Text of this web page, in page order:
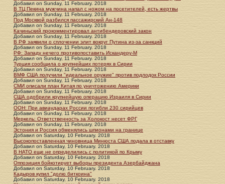
Добавил on Sunday, 11 February. 2018
В ТЦ Пекина мужчина напал с ножом на посетителей, есть жертвы
Добавил on Sunday, 11 February. 2018
Под Москвой разбился пассажирский Ан-148
Добавил on Sunday, 11 February. 2018
Качиньский прокомментировал антибендеровский закон
Добавил on Sunday, 11 February. 2018
В РФ заявили о сплочении элит вокруг Путина из-за санкций
Добавил on Sunday, 11 February. 2018
РФ: Западу нечего противопоставить Искандеру-М
Добавил on Sunday, 11 February. 2018
Турция сообщила о крупнейших потерях в Сирии
Добавил on Sunday, 11 February. 2018
ВМФ США получили "идеальное оружие" против подлодок России
Добавил on Sunday, 11 February. 2018
СМИ описали план Китая по уничтожению Америки
Добавил on Sunday, 11 February. 2018
США одобрили крупнейшую операцию Израиля в Сирии
Добавил on Sunday, 11 February. 2018
ООН: При авиаударах России погибли 230 сирийцев
Добавил on Sunday, 11 February. 2018
Меркель: Ответственность за Холокост несет ФРГ
Добавил on Sunday, 11 February. 2018
Эстония и Россия обменялись шпионами на границе
Добавил on Saturday, 10 February. 2018
Высокопоставленная чиновница Минюста США подала в отставку
Добавил on Saturday, 10 February. 2018
В НАТО еще не определились с политикой по Крыму
Добавил on Saturday, 10 February. 2018
Оппозиция бойкотирует выборы президента Азербайджана
Добавил on Saturday, 10 February. 2018
Кадыров купил "долю биткоина"
Добавил on Saturday, 10 February. 2018